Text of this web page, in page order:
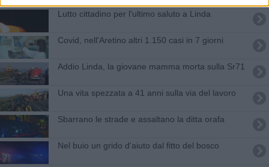
Lutto cittadino per l'ultimo saluto a Linda
Covid, nell'Aretino altri 1.150 casi in 7 giorni
Addio Linda, la giovane mamma morta sulla Sr71
Una vita spezzata a 41 anni sulla via del lavoro
Sbarrano le strade e assaltano la ditta orafa
Nel buio un grido d'aiuto dal fitto del bosco